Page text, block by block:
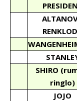
SHIRO
ringlo)
JOJO